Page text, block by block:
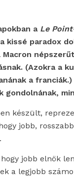
a Le
kissé paradox
(Azokra a
a
gondolnának,
készült,
jobb,
jobb elnök
a legjobb